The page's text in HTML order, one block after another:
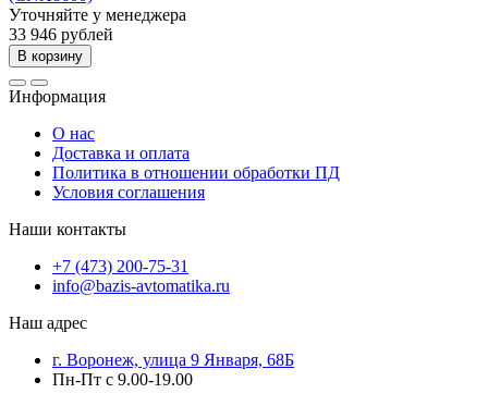
Уточняйте у менеджера
33 946 рублей
В корзину
Информация
О нас
Доставка и оплата
Политика в отношении обработки ПД
Условия соглашения
Наши контакты
+7 (473) 200-75-31
info@bazis-avtomatika.ru
Наш адрес
г. Воронеж, улица 9 Января, 68Б
Пн-Пт с 9.00-19.00